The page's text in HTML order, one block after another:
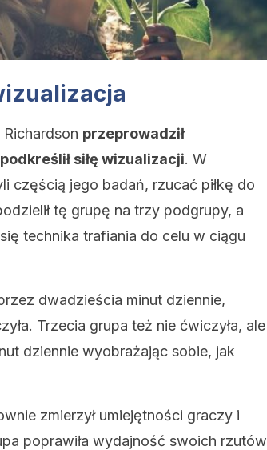
przeprowadził
siłę wizualizacji. W
częścią jego badań, rzucać piłkę do
tę grupę na trzy podgrupy, a
technika trafiania do celu w ciągu
dwadzieścia minut dziennie,
Trzecia grupa też nie ćwiczyła, ale
dziennie wyobrażając sobie, jak
zmierzył umiejętności graczy i
poprawiła wydajność swoich rzutów